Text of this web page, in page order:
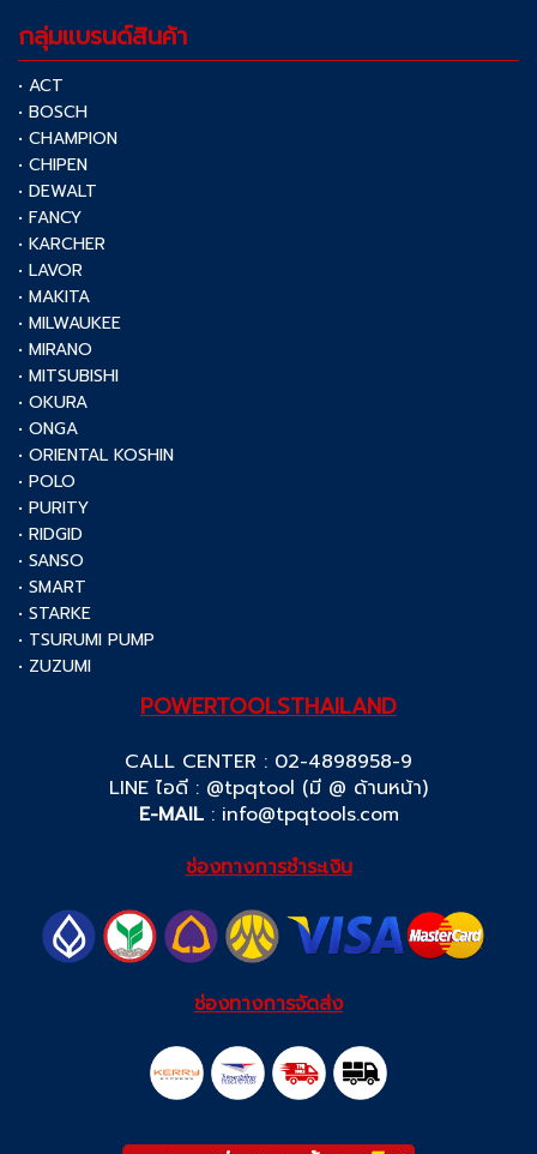
กลุ่มแบรนด์สินค้า
• ACT
• BOSCH
• CHAMPION
• CHIPEN
• DEWALT
• FANCY
• KARCHER
• LAVOR
• MAKITA
• MILWAUKEE
• MIRANO
• MITSUBISHI
• OKURA
• ONGA
• ORIENTAL KOSHIN
• POLO
• PURITY
• RIDGID
• SANSO
• SMART
• STARKE
• TSURUMI PUMP
• ZUZUMI
POWERTOOLSTHAILAND
CALL CENTER : 02-4898958-9
LINE ไอดี : @tpqtool (มี @ ด้านหน้า)
E-MAIL: info@tpqtools.com
ช่องทางการชำระเงิน
ช่องทางการจัดส่ง